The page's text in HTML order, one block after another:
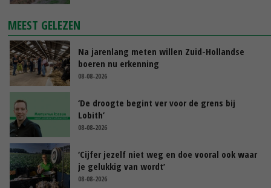
MEEST GELEZEN
Na jarenlang meten willen Zuid-Hollandse
boeren nu erkenning
08-08-2026
‘De droogte begint ver voor de grens bij
Lobith’
08-08-2026
‘Cijfer jezelf niet weg en doe vooral ook waar
je gelukkig van wordt’
08-08-2026